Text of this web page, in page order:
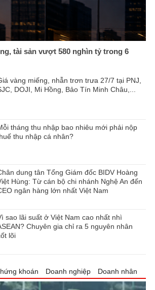
tài sản vượt 580 nghìn tỷ trong 6
vàng miếng, nhẫn trơn trưa 27/7 tại PNJ,
DOJI, Mi Hồng, Bảo Tín Minh Châu,...
tháng thu nhập bao nhiêu mới phải nộp
thu nhập cá nhân?
dung tân Tổng Giám đốc BIDV Hoàng
Hùng: Từ cán bộ chi nhánh Nghệ An đến
ngân hàng lớn nhất Việt Nam
sao lãi suất ở Việt Nam cao nhất nhì
Chuyên gia chỉ ra 5 nguyên nhân
lõi
khoán Doanh nghiệp Doanh nhân